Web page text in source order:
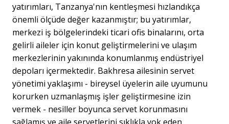
yatırımları, Tanzanya'nın kentleşmesi hızlandıkça
önemli ölçüde değer kazanmıştır; bu yatırımlar,
merkezi iş bölgelerindeki ticari ofis binalarını, orta
gelirli aileler için konut geliştirmelerini ve ulaşım
merkezlerinin yakınında konumlanmış endüstriyel
depoları içermektedir. Bakhresa ailesinin servet
yönetimi yaklaşımı - bireysel üyelerin aile uyumunu
korurken uzmanlaşmış işler geliştirmesine izin
vermek - nesiller boyunca servet korunmasını